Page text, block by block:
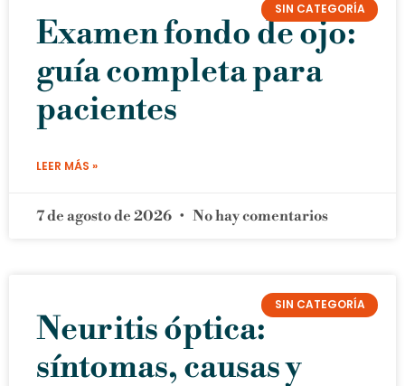
SIN CATEGORÍA
Examen fondo de ojo:
guía completa para
pacientes
LEER MÁS »
7 de agosto de 2026 No hay comentarios
SIN CATEGORÍA
Neuritis óptica:
síntomas, causas y